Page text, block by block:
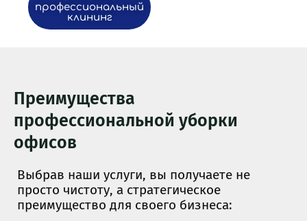
профессиональный
клининг
Преимущества
профессиональной уборки
офисов
Выбрав наши услуги, вы получаете не
просто чистоту, а стратегическое
преимущество для своего бизнеса: